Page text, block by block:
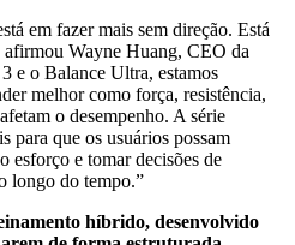
em fazer mais sem direção. Está
Wayne Huang, CEO da
e o Balance Ultra, estamos
melhor como força, resistência,
o desempenho. A série
para que os usuários possam
esforço e tomar decisões de
longo do tempo.”
híbrido, desenvolvido